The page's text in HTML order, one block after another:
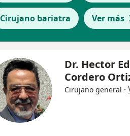
Cirujano bariatra Ver más
Dr. Hector
Cordero
Cirujano general ·